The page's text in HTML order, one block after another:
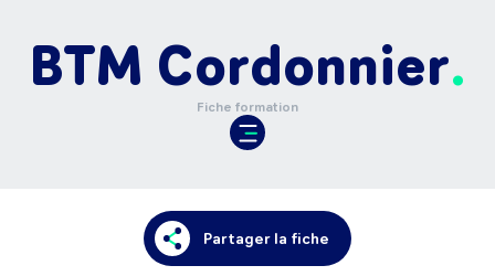
BTM Cordonnier
Fiche formation
Partager la fiche